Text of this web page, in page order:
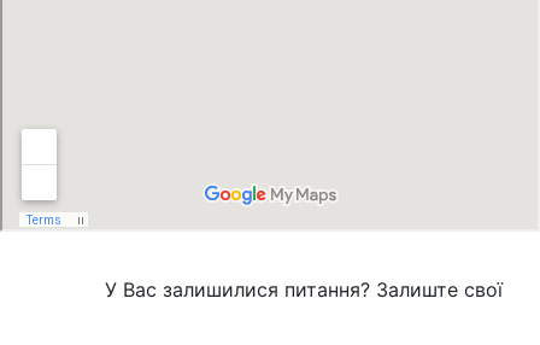
У Вас залишилися питання? Залиште свої